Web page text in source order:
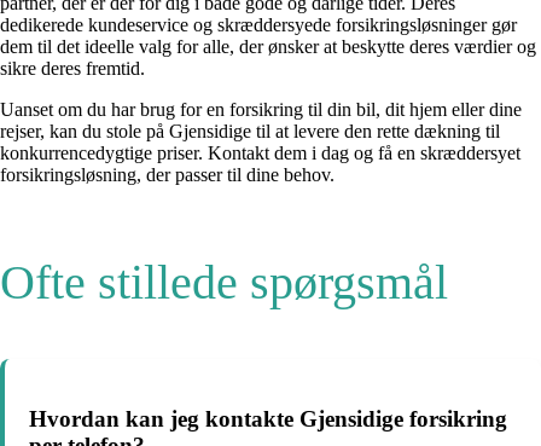
dedikerede kundeservice og skræddersyede forsikringsløsninger gør
dem til det ideelle valg for alle, der ønsker at beskytte deres værdier og
sikre deres fremtid.
Uanset om du har brug for en forsikring til din bil, dit hjem eller dine
rejser, kan du stole på Gjensidige til at levere den rette dækning til
konkurrencedygtige priser. Kontakt dem i dag og få en skræddersyet
forsikringsløsning, der passer til dine behov.
Ofte stillede spørgsmål
Hvordan kan jeg kontakte Gjensidige forsikring